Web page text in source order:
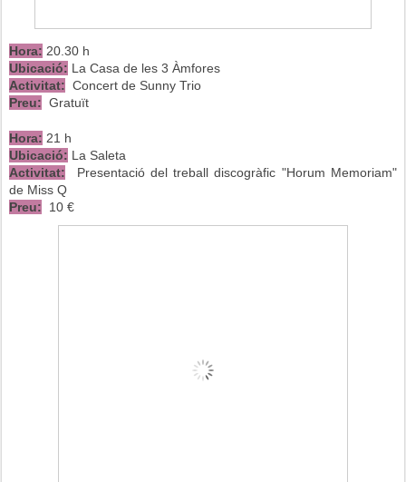
Hora: 20.30 h
Ubicació: La Casa de les 3 Àmfores
Activitat: Concert de Sunny Trio
Preu: Gratuït
Hora: 21 h
Ubicació: La Saleta
Activitat: Presentació del treball discogràfic "Horum Memoriam"
de Miss Q
Preu: 10 €